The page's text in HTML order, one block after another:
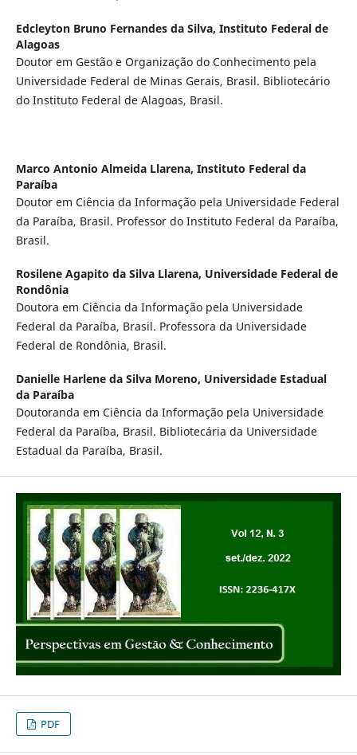
Edcleyton Bruno Fernandes da Silva, Instituto Federal de
Alagoas
Doutor em Gestão e Organização do Conhecimento pela
Universidade Federal de Minas Gerais, Brasil. Bibliotecário
do Instituto Federal de Alagoas, Brasil.
Marco Antonio Almeida Llarena, Instituto Federal da
Paraíba
Doutor em Ciência da Informação pela Universidade Federal
da Paraíba, Brasil. Professor do Instituto Federal da Paraíba,
Brasil.
Rosilene Agapito da Silva Llarena, Universidade Federal de
Rondônia
Doutora em Ciência da Informação pela Universidade
Federal da Paraíba, Brasil. Professora da Universidade
Federal de Rondônia, Brasil.
Danielle Harlene da Silva Moreno, Universidade Estadual
da Paraíba
Doutoranda em Ciência da Informação pela Universidade
Federal da Paraíba, Brasil. Bibliotecária da Universidade
Estadual da Paraíba, Brasil.
PDF